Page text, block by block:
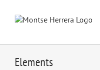
content
Elements